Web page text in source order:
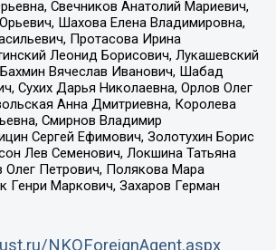
Свечников Анатолий Мариевич,
Шахова Елена Владимировна,
Протасова Ирина
Леонид Борисович, Лукашевский
Вячеслав Иванович, Шабад
Сухих Дарья Николаевна, Орлов Олег
Анна Дмитриевна, Королева
Смирнов Владимир
Сергей Ефимович, Золотухин Борис
Лев Семенович, Локшина Татьяна
Петрович, Полякова Мара
Генри Маркович, Захаров Герман
NKOForeignAgent.aspx